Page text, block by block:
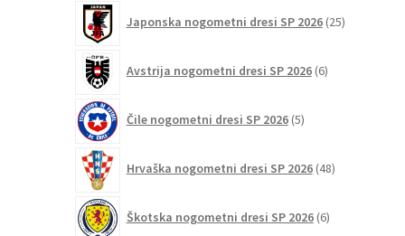
Japonska nogometni dresi SP 2026 25izdelkov
Avstrija nogometni dresi SP 2026 6izdelkov
Čile nogometni dresi SP 2026 5izdelkov
Hrvaška nogometni dresi SP 2026 48izdelkov
Škotska nogometni dresi SP 2026 6izdelkov